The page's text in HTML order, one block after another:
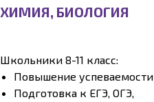
ХИМИЯ, БИОЛОГИЯ
Школьники 8-11 класс:
Повышение успеваемости
Подготовка к ЕГЭ, ОГЭ,